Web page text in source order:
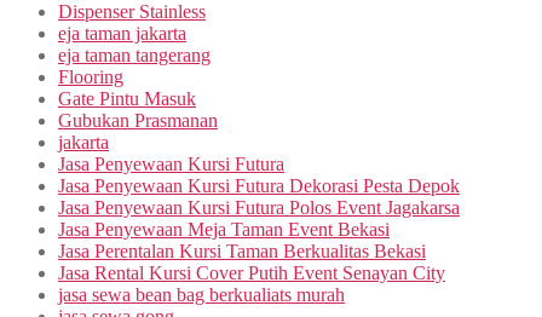
Dispenser Stainless
eja taman jakarta
eja taman tangerang
Flooring
Gate Pintu Masuk
Gubukan Prasmanan
jakarta
Jasa Penyewaan Kursi Futura
Jasa Penyewaan Kursi Futura Dekorasi Pesta Depok
Jasa Penyewaan Kursi Futura Polos Event Jagakarsa
Jasa Penyewaan Meja Taman Event Bekasi
Jasa Perentalan Kursi Taman Berkualitas Bekasi
Jasa Rental Kursi Cover Putih Event Senayan City
jasa sewa bean bag berkualiats murah